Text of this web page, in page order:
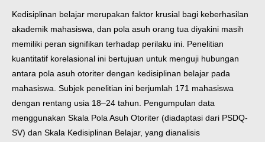
Kedisiplinan belajar merupakan faktor krusial bagi keberhasilan
akademik mahasiswa, dan pola asuh orang tua diyakini masih
memiliki peran signifikan terhadap perilaku ini. Penelitian
kuantitatif korelasional ini bertujuan untuk menguji hubungan
antara pola asuh otoriter dengan kedisiplinan belajar pada
mahasiswa. Subjek penelitian ini berjumlah 171 mahasiswa
dengan rentang usia 18–24 tahun. Pengumpulan data
menggunakan Skala Pola Asuh Otoriter (diadaptasi dari PSDQ-
SV) dan Skala Kedisiplinan Belajar, yang dianalisis